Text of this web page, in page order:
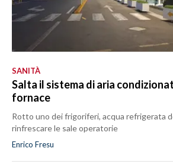
SANITÀ
Salta il sistema di aria
fornace
Rotto uno dei frigoriferi, acqua refrigerata
rinfrescare le sale operatorie
Enrico Fresu